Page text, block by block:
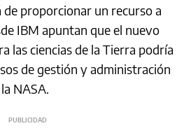
de proporcionar un recurso a
IBM apuntan que el nuevo
las ciencias de la Tierra podría
de gestión y administración
NASA.